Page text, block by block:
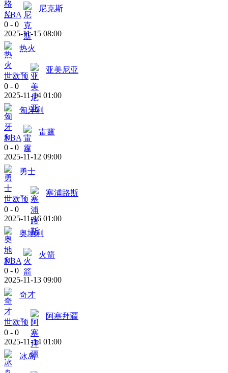
NBA
尼克斯
0 - 0
2025-11-15 08:00
热火
世欧预
亚美尼亚
0 - 0
2025-11-14 01:00
匈牙利
NBA
雷霆
0 - 0
2025-11-12 09:00
勇士
世欧预
塞浦路斯
0 - 0
2025-11-16 01:00
奥地利
NBA
火箭
0 - 0
2025-11-13 09:00
奇才
世欧预
阿塞拜疆
0 - 0
2025-11-14 01:00
冰岛